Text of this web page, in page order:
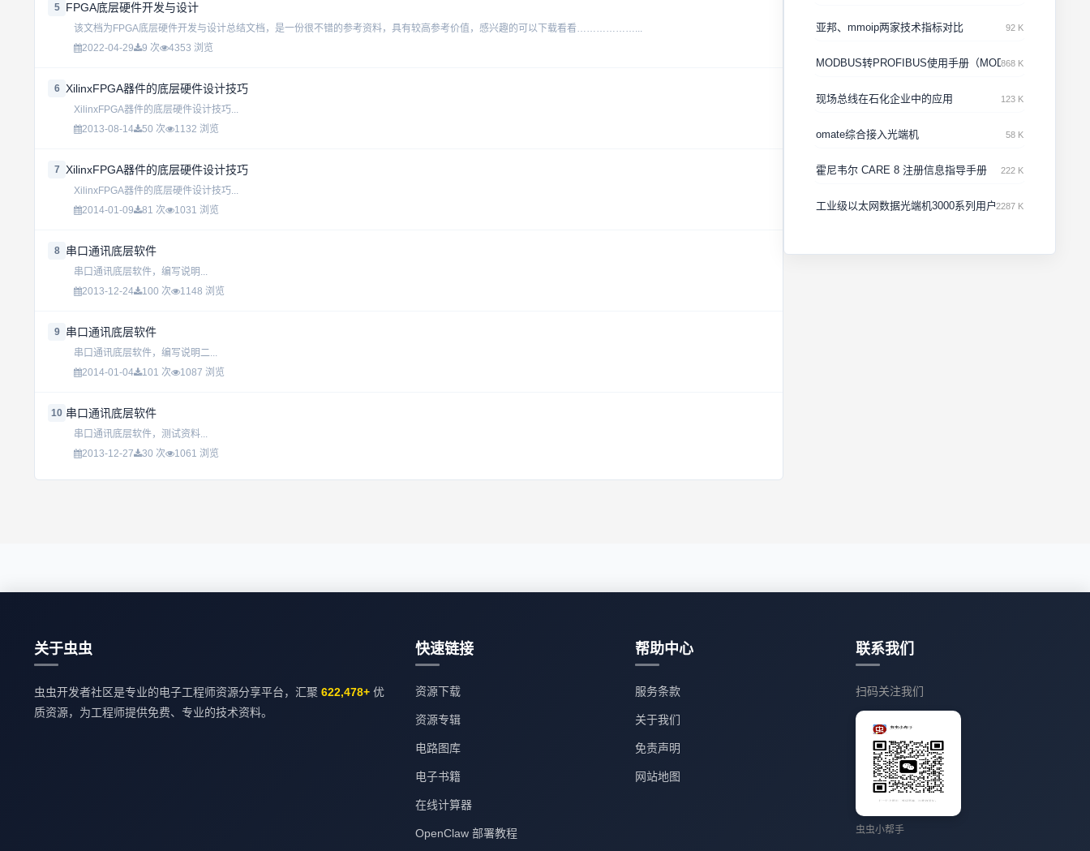
5 FPGA底层硬件开发与设计
该文档为FPGA底层硬件开发与设计总结文档，是一份很不错的参考资料，具有较高参考价值，感兴趣的可以下载看看………………...
2022-04-29
9 次 4353 浏览
6 XilinxFPGA器件的底层硬件设计技巧
XilinxFPGA器件的底层硬件设计技巧...
2013-08-14
50 次 1132 浏览
7 XilinxFPGA器件的底层硬件设计技巧
XilinxFPGA器件的底层硬件设计技巧...
2014-01-09
81 次 1031 浏览
8 串口通讯底层软件
串口通讯底层软件，编写说明...
2013-12-24
100 次 1148 浏览
9 串口通讯底层软件
串口通讯底层软件，编写说明二...
2014-01-04
101 次 1087 浏览
10 串口通讯底层软件
串口通讯底层软件，测试资料...
2013-12-27
30 次 1061 浏览
亚邦、mmoip两家技术指标对比 92 K
MODBUS转PROFIBUS使用手册（MODBUS接口做主站）
868 K
现场总线在石化企业中的应用 123 K
omate综合接入光端机 58 K
霍尼韦尔 CARE 8 注册信息指导手册 222 K
工业级以太网数据光端机3000系列用户手册v2.0
2287 K
关于虫虫
虫虫开发者社区是专业的电子工程师资源分享平台，汇聚 622,478+ 优
质资源，为工程师提供免费、专业的技术资料。
快速链接
资源下载
资源专辑
电路图库
电子书籍
在线计算器
OpenClaw 部署教程
帮助中心
服务条款
关于我们
免责声明
网站地图
联系我们
扫码关注我们
虫虫小帮手